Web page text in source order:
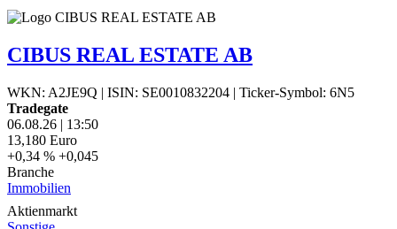
CIBUS REAL ESTATE AB
WKN: A2JE9Q | ISIN: SE0010832204 | Ticker-Symbol: 6N5
Tradegate
06.08.26 | 13:50
13,180 Euro
+0,34 % +0,045
Branche
Immobilien
Aktienmarkt